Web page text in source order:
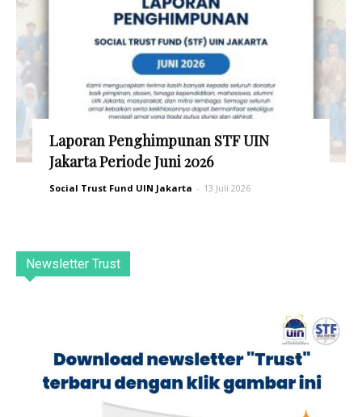
Laporan Penghimpunan STF UIN
Jakarta Periode Juni 2026
Social Trust Fund UIN Jakarta - 13 Juli 2026
Newsletter Trust